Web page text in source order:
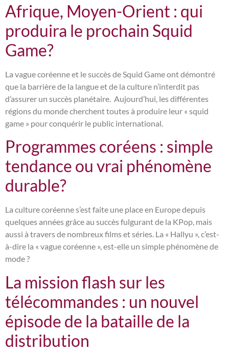
Afrique, Moyen-Orient : qui
produira le prochain Squid
Game?
La vague coréenne et le succès de Squid Game ont démontré
que la barrière de la langue et de la culture n’interdit pas
d’assurer un succès planétaire. Aujourd’hui, les différentes
régions du monde cherchent toutes à produire leur « squid
game » pour conquérir le public international.
Programmes coréens : simple
tendance ou vrai phénomène
durable?
La culture coréenne s’est faite une place en Europe depuis
quelques années grâce au succès fulgurant de la KPop, mais
aussi à travers de nombreux films et séries. La « Hallyu », c’est-
à-dire la « vague coréenne », est-elle un simple phénomène de
mode ?
La mission flash sur les
télécommandes : un nouvel
épisode de la bataille de la
distribution